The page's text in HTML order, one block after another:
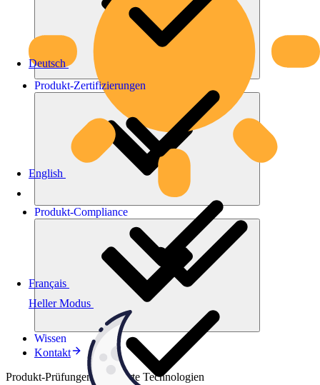
Heller Modus
Deutsch
English
Français
Produkt-Zertifizierungen
Produkt-Compliance
Wissen
Kontakt
Produkt-Prüfungen für smarte Technologien